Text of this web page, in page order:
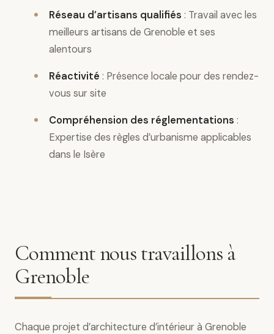
Réseau d’artisans qualifiés : Travail avec les
meilleurs artisans de Grenoble et ses
alentours
Réactivité : Présence locale pour des rendez-
vous sur site
Compréhension des réglementations :
Expertise des règles d’urbanisme applicables
dans le Isère
Comment nous travaillons à
Grenoble
Chaque projet d’architecture d’intérieur à Grenoble